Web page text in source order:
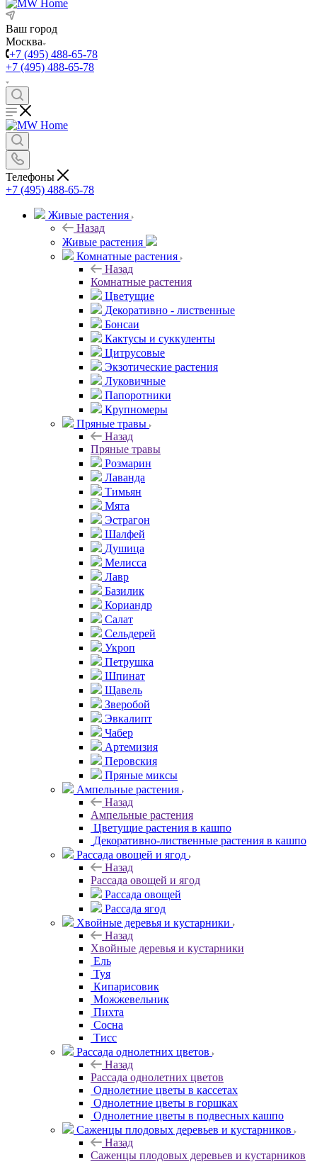
Ваш город
Москва
+7 (495) 488-65-78
+7 (495) 488-65-78
Телефоны
+7 (495) 488-65-78
Живые растения
Назад
Живые растения
Комнатные растения
Назад
Комнатные растения
Цветущие
Декоративно - лиственные
Бонсаи
Кактусы и суккуленты
Цитрусовые
Экзотические растения
Луковичные
Папоротники
Крупномеры
Пряные травы
Назад
Пряные травы
Розмарин
Лаванда
Тимьян
Мята
Эстрагон
Шалфей
Душица
Мелисса
Лавр
Базилик
Кориандр
Салат
Сельдерей
Укроп
Петрушка
Шпинат
Щавель
Зверобой
Эвкалипт
Чабер
Артемизия
Перовския
Пряные миксы
Ампельные растения
Назад
Ампельные растения
Цветущие растения в кашпо
Декоративно-лиственные растения в кашпо
Рассада овощей и ягод
Назад
Рассада овощей и ягод
Рассада овощей
Рассада ягод
Хвойные деревья и кустарники
Назад
Хвойные деревья и кустарники
Ель
Туя
Кипарисовик
Можжевельник
Пихта
Сосна
Тисc
Рассада однолетних цветов
Назад
Рассада однолетних цветов
Однолетние цветы в кассетах
Однолетние цветы в горшках
Однолетние цветы в подвесных кашпо
Саженцы плодовых деревьев и кустарников
Назад
Саженцы плодовых деревьев и кустарников